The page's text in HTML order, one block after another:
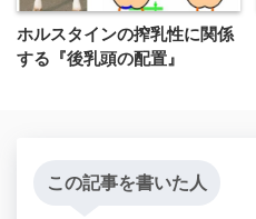
ホルスタインの搾乳性に関係
する『後乳頭の配置』
この記事を書いた人